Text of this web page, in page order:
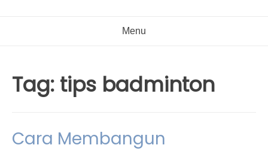
Menu
Tag: tips badminton
Cara Membangun